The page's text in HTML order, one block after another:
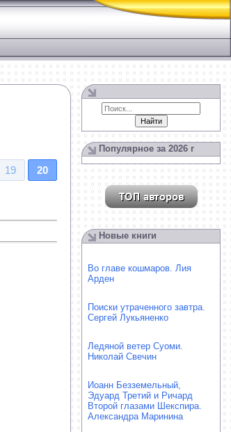
19 20
Популярное за 2026 г
Новые книги
Во главе кошмаров. Лия
Арден
Поиски утраченного завтра.
Сергей Лукьяненко
Ледяной ветер Суоми.
Николай Свечин
Иоанн Безземельный,
Эдуард Третий и Ричард
Второй глазами Шекспира.
Александра Маринина